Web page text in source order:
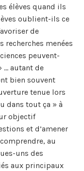
élèves quand ils
oublient-ils ce
de
recherches menées
peuvent-
… autant de
bien souvent
tenue lors
dans tout ça » à
objectif
et d’amener
au
uns des
aux principaux